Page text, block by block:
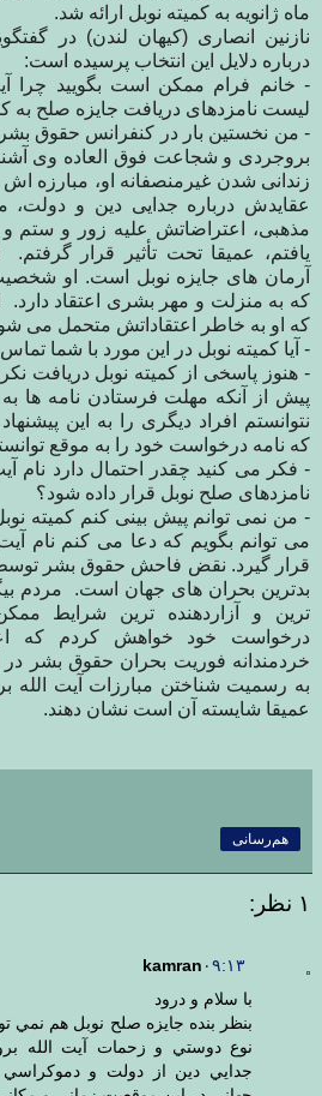
ماه ژانویه به کمیته نوبل ارائه شد.
نازنین انصاری (کیهان لندن) در
درباره دلایل این انتخاب پرسیده است:
- خانم فرام ممکن است بگویید چرا
لیست نامزدهای دریافت جایزه صلح به
- من نخستین بار در کنفرانس حقوق بشر
بروجردی و شجاعت فوق العاده وی
زندانی شدن غیرمنصفانه او، مبارزه
عقایدش درباره جدایی دین و دولت،
مذهبی، اعتراضاتش علیه زور و ستم و
یافتم، عمیقا تحت تأثیر قرار گرفتم.
آرمان های جایزه نوبل است. او
که به منزلت و مهر بشری اعتقاد دارد.
که او به خاطر اعتقاداتش متحمل می
- آیا کمیته نوبل در این مورد با شما
- هنوز پاسخی از کمیته نوبل دریافت
پیش از آنکه مهلت فرستادن نامه ها
نتوانستم افراد دیگری را به این
که نامه درخواست خود را به موقع
- فکر می کنید چقدر احتمال دارد نام
نامزدهای صلح نوبل قرار داده شود؟
- من نمی توانم پیش بینی کنم کمیته
می توانم بگویم که دعا می کنم نام
قرار گیرد. نقض فاحش حقوق بشر توسط
بدترین بحران های جهان است.
مردم
ترین و آزاردهنده ترین شرایط
درخواست خود خواهش کردم که
خردمندانه فوریت بحران حقوق بشر در
به رسمیت شناختن مبارزات آیت الله
عمیقا شایسته آن است نشان دهند.
هم‌رسانی
۱ نظر:
kamran ۰۹:۱۳
با سلام و درود
بنظر بنده جايزه صلح نوبل هم نمي
نوع دوستي و زحمات آيت الله
جدايي دين از دولت و